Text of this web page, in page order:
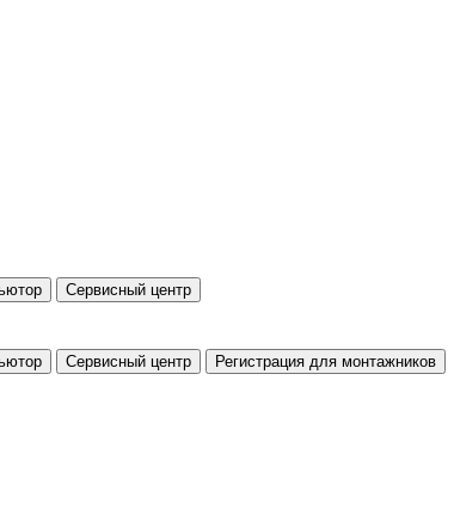
Сервисный центр
Сервисный центр Регистрация для монтажников